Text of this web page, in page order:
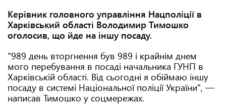
Керівник головного управління Нацполіції в
Харківський області Володимир Тимошко
оголосив, що йде на іншу посаду.
"989 день вторгнення був 989 і крайнім днем
мого перебування в посаді начальника ГУНП в
Харківській області. Від сьогодні я обіймаю іншу
посаду в системі Національної поліції України", —
написав Тимошко у соцмережах.